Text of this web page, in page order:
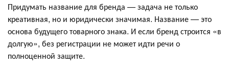
Придумать название для бренда — задача не только
креативная, но и юридически значимая. Название — это
основа будущего товарного знака. И если бренд строится «в
долгую», без регистрации не может идти речи о
полноценной защите.